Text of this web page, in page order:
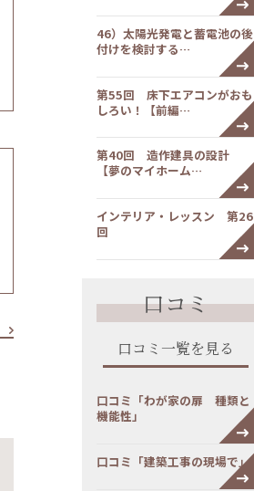
46）太陽光発電と蓄電池の後
付けを検討する…
第55回 床下エアコンがおも
しろい！【前編…
第40回 造作建具の設計
【夢のマイホーム…
インテリア・レッスン 第26
回
口コミ
口コミ一覧を見る
口コミ「わが家の扉 種類と
機能性」
口コミ「建築工事の現場で」